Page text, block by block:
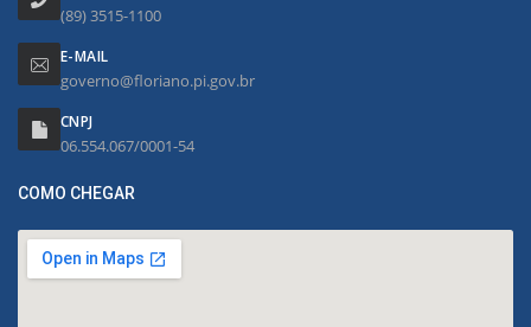
(89) 3515-1100
E-MAIL
governo@floriano.pi.gov.br
CNPJ
06.554.067/0001-54
COMO CHEGAR